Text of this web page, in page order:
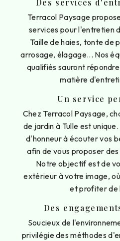
Des services
Terracol Paysage
services pour l'entretien
Taille de haies, tonte de
arrosage, élagage... Nos
qualifiés sauront
matière
Un service
Chez Terracol Paysage,
de jardin à Tulle est
d'honneur à écouter vos
afin de vous proposer
Notre objectif est de
extérieur à votre image,
et profiter de
Des
Soucieux de
privilégie des méthodes